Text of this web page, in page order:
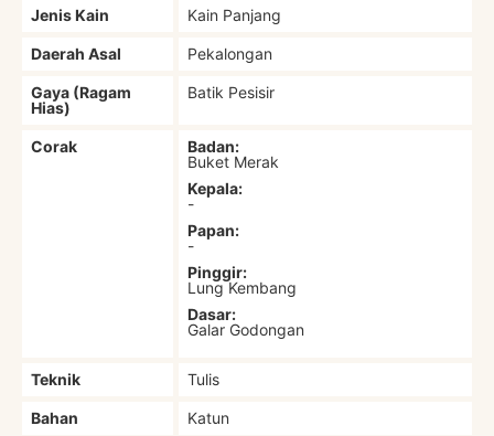
Jenis Kain Kain Panjang
Daerah Asal Pekalongan
Gaya (Ragam
Hias)
Batik Pesisir
Corak
Badan:
Buket Merak
Kepala:
-
Papan:
-
Pinggir:
Lung Kembang
Dasar:
Galar Godongan
Teknik Tulis
Bahan Katun